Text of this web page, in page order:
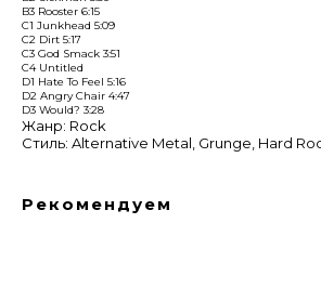
B3 Rooster 6:15
C1 Junkhead 5:09
C2 Dirt 5:17
C3 God Smack 3:51
C4 Untitled
D1 Hate To Feel 5:16
D2 Angry Chair 4:47
D3 Would? 3:28
Жанр: Rock
Стиль: Alternative Metal, Grunge, Hard
Рекомендуем